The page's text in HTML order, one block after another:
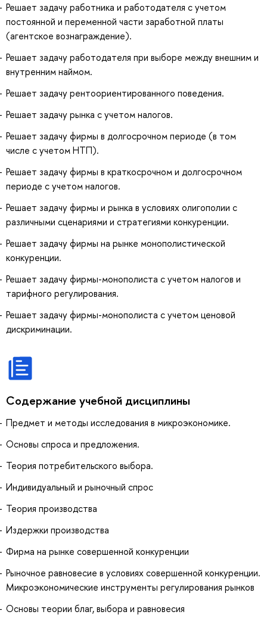
Решает задачу работника и работодателя с учетом
постоянной и переменной части заработной платы
(агентское вознаграждение).
Решает задачу работодателя при выборе между внешним и
внутренним наймом.
Решает задачу рентоориентированного поведения.
Решает задачу рынка с учетом налогов.
Решает задачу фирмы в долгосрочном периоде (в том
числе с учетом НТП).
Решает задачу фирмы в краткосрочном и долгосрочном
периоде с учетом налогов.
Решает задачу фирмы и рынка в условиях олигополии с
различными сценариями и стратегиями конкуренции.
Решает задачу фирмы на рынке монополистической
конкуренции.
Решает задачу фирмы-монополиста с учетом налогов и
тарифного регулирования.
Решает задачу фирмы-монополиста с учетом ценовой
дискриминации.
Содержание учебной дисциплины
Предмет и методы исследования в микроэкономике.
Основы спроса и предложения.
Теория потребительского выбора.
Индивидуальный и рыночный спрос
Теория производства
Издержки производства
Фирма на рынке совершенной конкуренции
Рыночное равновесие в условиях совершенной конкуренции.
Микроэкономические инструменты регулирования рынков
Основы теории благ, выбора и равновесия